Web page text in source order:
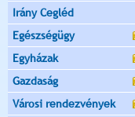
Irány Cegléd
Egészségügy
Egyházak
Gazdaság
Városi rendezvények